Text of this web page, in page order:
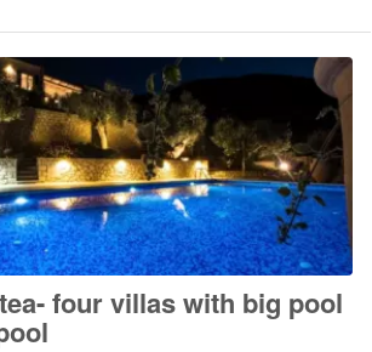
four villas with big pool